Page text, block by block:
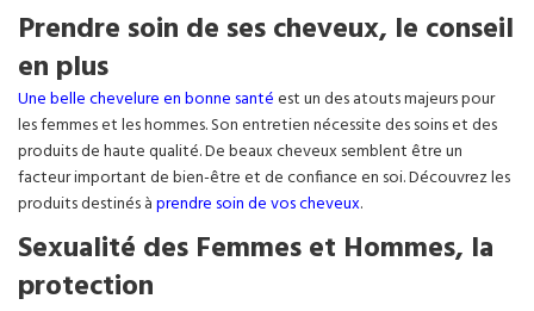
Prendre soin de ses cheveux, le conseil
en plus
Une belle chevelure en bonne santéest un des atouts majeurs pour
les femmes et les hommes. Son entretien nécessite des soins et des
produits de haute qualité. De beaux cheveux semblent être un
facteur important de bien-être et de confiance en soi. Découvrez les
produits destinés àprendre soin de vos cheveux.
Sexualité des Femmes et Hommes, la
protection